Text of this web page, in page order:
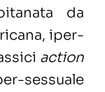
da
iper-
action